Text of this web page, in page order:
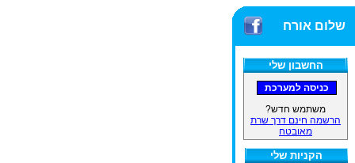
שלום אורח
החשבון שלי
משתמש חדש?
הרשמה חינם דרך שרת
מאובטח
הקניות שלי